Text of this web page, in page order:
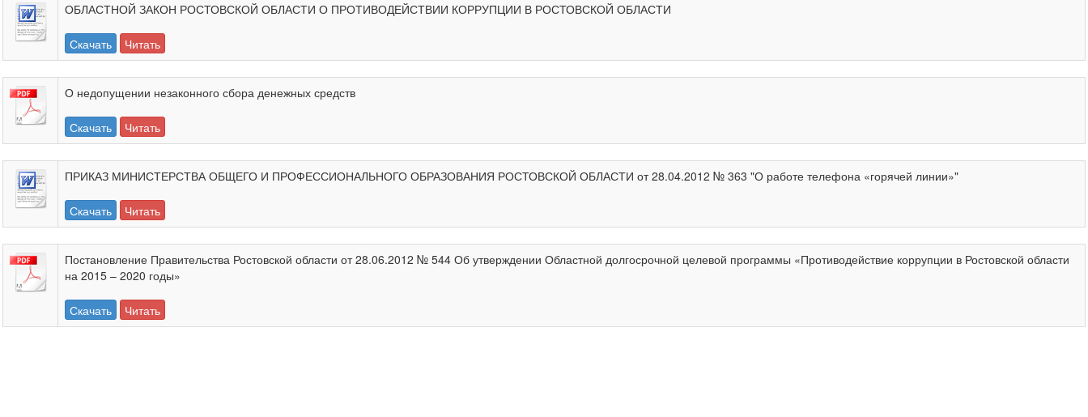
ОБЛАСТНОЙ ЗАКОН РОСТОВСКОЙ ОБЛАСТИ О ПРОТИВОДЕЙСТВИИ КОРРУПЦИИ В РОСТОВСКОЙ ОБЛАСТИ
Скачать Читать
О недопущении незаконного сбора денежных средств
Скачать Читать
ПРИКАЗ МИНИСТЕРСТВА ОБЩЕГО И ПРОФЕССИОНАЛЬНОГО ОБРАЗОВАНИЯ РОСТОВСКОЙ ОБЛАСТИ от 28.04.2012 № 363 "О работе телефона «горячей линии»"
Скачать Читать
Постановление Правительства Ростовской области от 28.06.2012 № 544 Об утверждении Областной долгосрочной целевой программы «Противодействие коррупции в Ростовской области
на 2015 – 2020 годы»
Скачать Читать